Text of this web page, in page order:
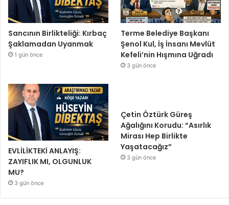
Sancının Birlikteliği: Kırbaç
Şaklamadan Uyanmak
1 gün önce
Terme Belediye Başkanı
Şenol Kul, İş İnsanı Mevlüt
Kefeli’nin Hışmına Uğradı
3 gün önce
EVLİLİKTEKİ ANLAYIŞ:
ZAYIFLIK MI, OLGUNLUK
MU?
3 gün önce
Çetin Öztürk Güreş
Ağalığını Korudu: “Asırlık
Mirası Hep Birlikte
Yaşatacağız”
3 gün önce